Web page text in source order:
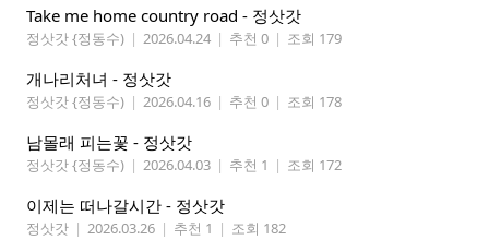
Take me home country road - 정삿갓
정삿갓 {정동수) | 2026.04.24 | 추천 0 | 조회 179
개나리처녀 - 정삿갓
정삿갓 {정동수) | 2026.04.16 | 추천 0 | 조회 178
남몰래 피는꽃 - 정삿갓
정삿갓 {정동수) | 2026.04.03 | 추천 1 | 조회 172
이제는 떠나갈시간 - 정삿갓
정삿갓 | 2026.03.26 | 추천 1 | 조회 182